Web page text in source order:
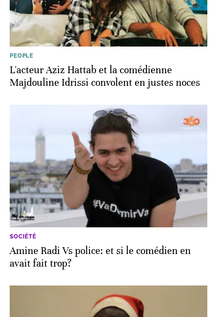
PEOPLE
L'acteur Aziz Hattab et la comédienne
Majdouline Idrissi convolent en justes noces
SOCIÉTÉ
Amine Radi Vs police: et si le comédien en
avait fait trop?